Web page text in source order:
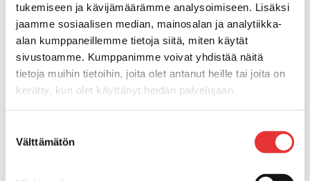
tukemiseen ja kävijämäärämme analysoimiseen. Lisäksi
jaamme sosiaalisen median, mainosalan ja analytiikka-
alan kumppaneillemme tietoja siitä, miten käytät
sivustoamme. Kumppanimme voivat yhdistää näitä
tietoja muihin tietoihin, joita olet antanut heille tai joita on
kerätty, kun olet käyttänyt heidän palvelujaan.
valinta
Välttämätön
Verhot
Venetikkaat
Uimatikkaat
Kasettitikkaat
Keulatikkaat
Köysitikkaat
Kiinnikkeet ja tukijalat